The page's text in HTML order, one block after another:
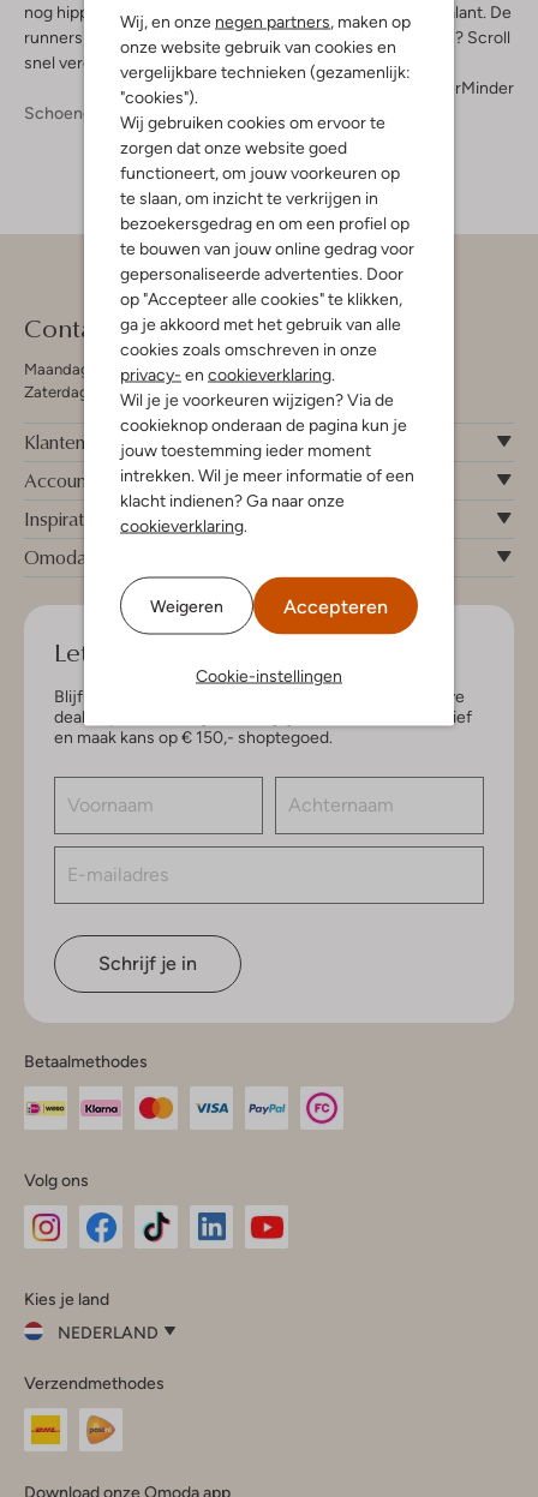
Wij, en onze negen partners, maken op
onze website gebruik van cookies en
vergelijkbare technieken (gezamenlijk:
"cookies").
Wij gebruiken cookies om ervoor te
zorgen dat onze website goed
functioneert, om jouw voorkeuren op
te slaan, om inzicht te verkrijgen in
bezoekersgedrag en om een profiel op
te bouwen van jouw online gedrag voor
gepersonaliseerde advertenties. Door
op "Accepteer alle cookies" te klikken,
ga je akkoord met het gebruik van alle
cookies zoals omschreven in onze
privacy- en cookieverklaring.
Wil je je voorkeuren wijzigen? Via de
cookieknop onderaan de pagina kun je
jouw toestemming ieder moment
intrekken. Wil je meer informatie of een
klacht indienen? Ga naar onze
cookieverklaring.
Weigeren Accepteren
Cookie-instellingen
nog hipper of maak je elegante outfit een tikkeltje nonchalant. De
runners van Reebok zijn origineel en trendy. Welke kies jij? Scroll
snel verder en bekijk ze allemaal.
MeerMinder
Schoenen
Sneakers Sneakers Dames
Contact
Maandag - Vrijdag 09:00 - 19:00 uur
Zaterdag 09:00 - 17:00 uur
Klantenservice
Account
Inspiratie
Omoda
Let's keep in touch!
Blijf op de hoogte van de nieuwste items en exclusieve
deals, speciaal voor jou. Schrijf je in voor de nieuwsbrief
en maak kans op € 150,- shoptegoed.
Schrijf je in
Betaalmethodes
Volg ons
InstagramFacebook
Kies je land
NEDERLAND
je
land
Nederland
Verzendmethodes
Download onze Omoda app